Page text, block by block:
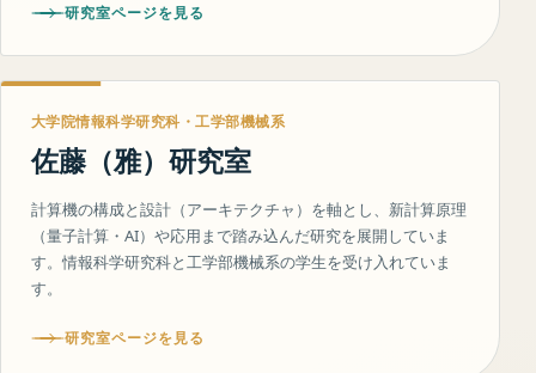
研究室ページを見る
大学院情報科学研究科・工学部機械系
佐藤（雅）研究室
計算機の構成と設計（アーキテクチャ）を軸とし、新計算原理
（量子計算・AI）や応用まで踏み込んだ研究を展開していま
す。情報科学研究科と工学部機械系の学生を受け入れていま
す。
研究室ページを見る